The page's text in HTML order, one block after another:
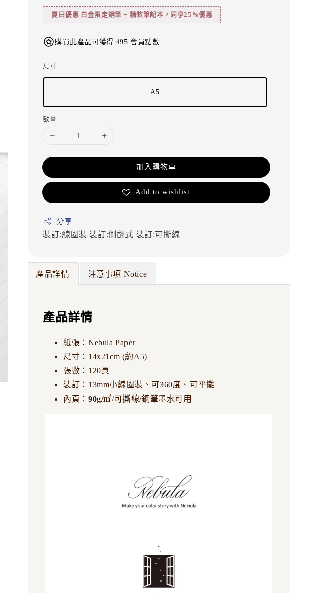
夏日優惠 白金限定鋼筆 + 精裝筆記本，同享25%優惠
購買此產品可獲得 495 會員點數
尺寸
A5
數量
加入購物車
Add to wishlist
分享
裝訂:線圈裝裝訂:側翻式 裝訂:可撕線
產品詳情 注意事項 Notice
產品詳情
紙張：Nebula Paper
尺寸：14x21cm (約A5)
張數：120頁
裝訂：13mm小線圈裝、可360度、可平攤
內頁： 90g/㎡/可撕線/鋼筆墨水可用